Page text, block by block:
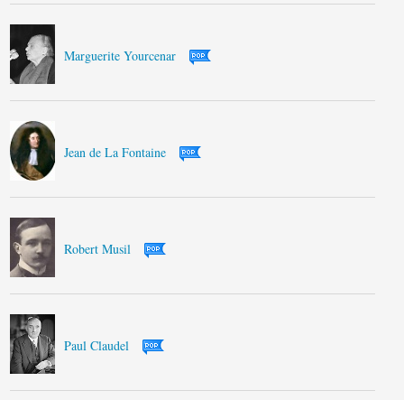
Marguerite Yourcenar
Jean de La Fontaine
Robert Musil
Paul Claudel